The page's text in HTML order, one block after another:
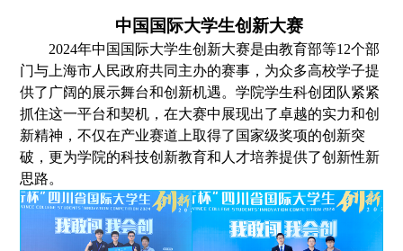
中国国际大学生创新大赛
2024年中国国际大学生创新大赛是由教育部等12个部
门与上海市人民政府共同主办的赛事 ， 为众多高校学子提
供了广阔的展示舞台和创新机遇。学院学生科创团队紧紧
抓住这一平台和契机，在大赛中展现出了卓越的实力和创
新精神，不仅在产业赛道上取得了 国家级奖项的创新突
破，更为学院的科技创新教育和人才培养提供了创新性新
思路。